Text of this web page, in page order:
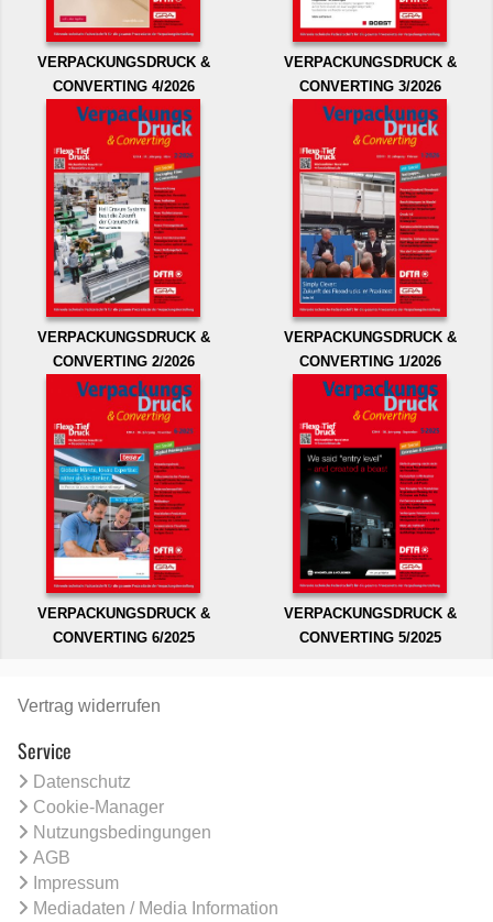
VERPACKUNGSDRUCK &
CONVERTING 4/2026
VERPACKUNGSDRUCK &
CONVERTING 3/2026
VERPACKUNGSDRUCK &
CONVERTING 2/2026
VERPACKUNGSDRUCK &
CONVERTING 1/2026
VERPACKUNGSDRUCK &
CONVERTING 6/2025
VERPACKUNGSDRUCK &
CONVERTING 5/2025
Vertrag widerrufen
Service
Datenschutz
Cookie-Manager
Nutzungsbedingungen
AGB
Impressum
Mediadaten / Media Information